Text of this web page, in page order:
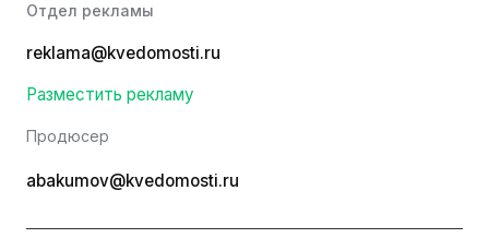
Отдел рекламы
reklama@kvedomosti.ru
Разместить рекламу
Продюсер
abakumov@kvedomosti.ru